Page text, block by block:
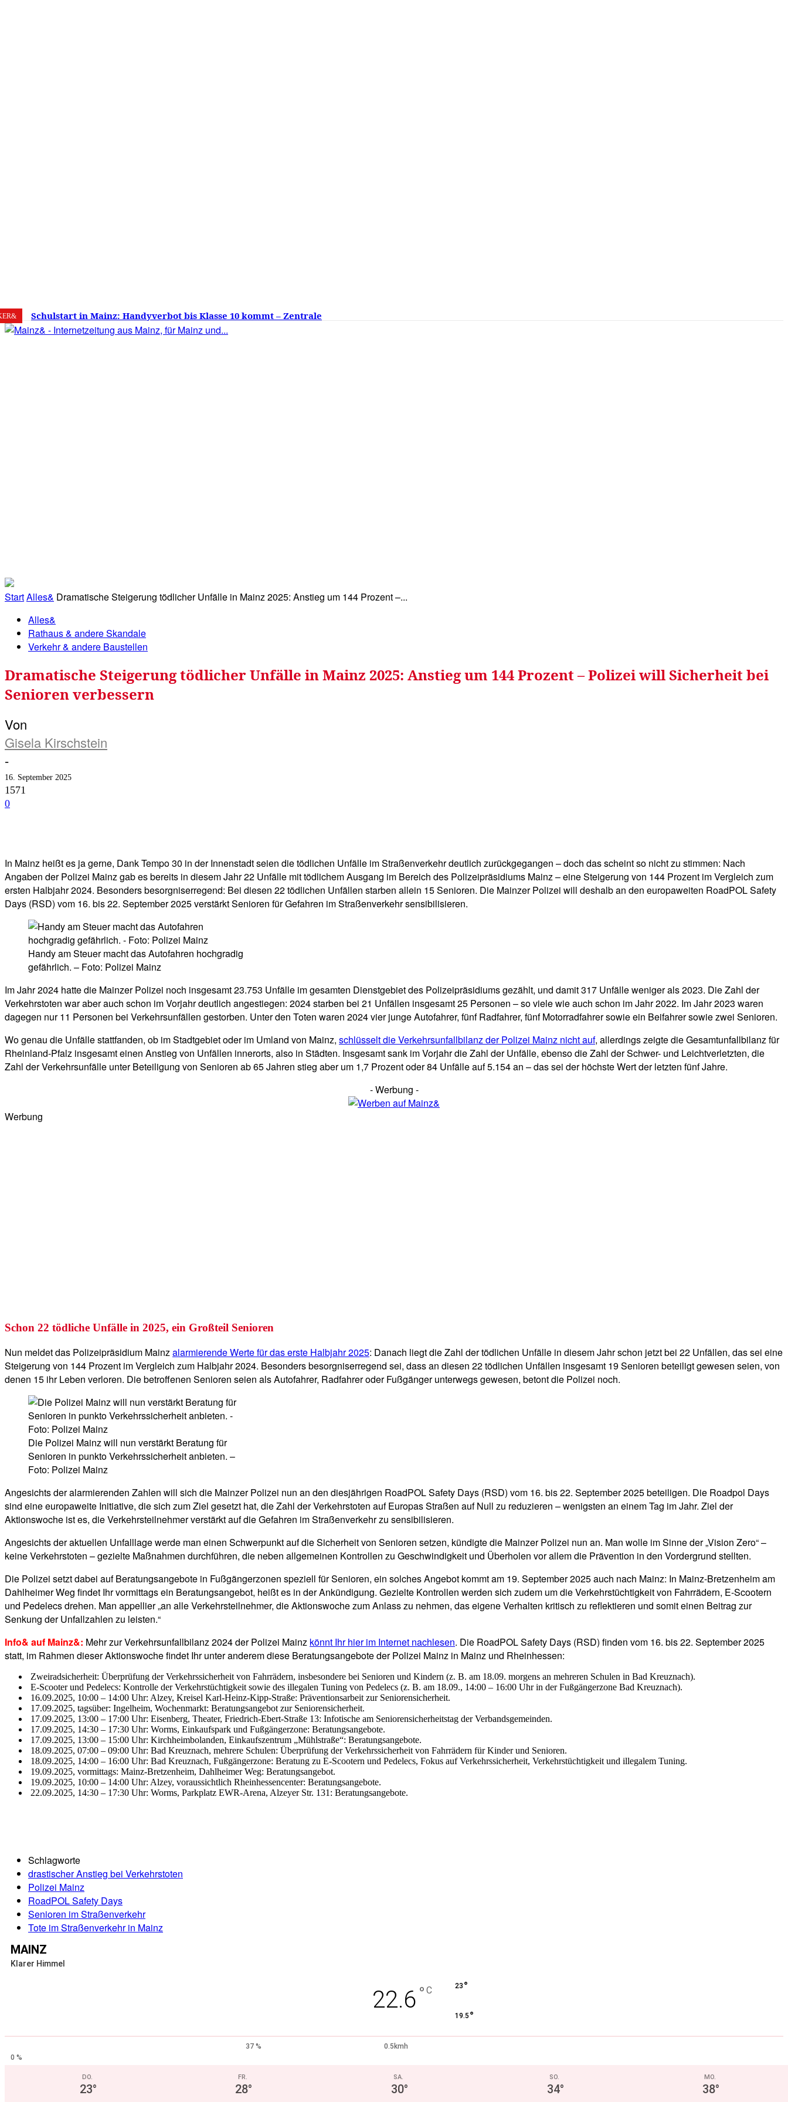
6. August 2026 22.6 Mainz
Schulstart in Mainz: Handyverbot bis Klasse 10 kommt – Zentrale
Versprechen wie Lehrmittelfreiheit und Schuleingangsklassen fehlen
StartAlles& Dramatische Steigerung tödlicher Unfälle in Mainz 2025: Anstieg um 144 Prozent –...
Alles&
Rathaus & andere Skandale
Verkehr & andere Baustellen
Dramatische Steigerung tödlicher Unfälle in Mainz 2025: Anstieg um 144 Prozent – Polizei will Sicherheit bei
Senioren verbessern
Von
Gisela Kirschstein
-
16. September 2025
1571
0
In Mainz heißt es ja gerne, Dank Tempo 30 in der Innenstadt seien die tödlichen Unfälle im Straßenverkehr deutlich zurückgegangen – doch das scheint so nicht zu stimmen: Nach
Angaben der Polizei Mainz gab es bereits in diesem Jahr 22 Unfälle mit tödlichem Ausgang im Bereich des Polizeipräsidiums Mainz – eine Steigerung von 144 Prozent im Vergleich zum
ersten Halbjahr 2024. Besonders besorgniserregend: Bei diesen 22 tödlichen Unfällen starben allein 15 Senioren. Die Mainzer Polizei will deshalb an den europaweiten RoadPOL Safety
Days (RSD) vom 16. bis 22. September 2025 verstärkt Senioren für Gefahren im Straßenverkehr sensibilisieren.
Handy am Steuer macht das Autofahren hochgradig
gefährlich. – Foto: Polizei Mainz
Im Jahr 2024 hatte die Mainzer Polizei noch insgesamt 23.753 Unfälle im gesamten Dienstgebiet des Polizeipräsidiums gezählt, und damit 317 Unfälle weniger als 2023. Die Zahl der
Verkehrstoten war aber auch schon im Vorjahr deutlich angestiegen: 2024 starben bei 21 Unfällen insgesamt 25 Personen – so viele wie auch schon im Jahr 2022. Im Jahr 2023 waren
dagegen nur 11 Personen bei Verkehrsunfällen gestorben. Unter den Toten waren 2024 vier junge Autofahrer, fünf Radfahrer, fünf Motorradfahrer sowie ein Beifahrer sowie zwei Senioren.
Wo genau die Unfälle stattfanden, ob im Stadtgebiet oder im Umland von Mainz, schlüsselt die Verkehrsunfallbilanz der Polizei Mainz nicht auf, allerdings zeigte die Gesamtunfallbilanz für
Rheinland-Pfalz insgesamt einen Anstieg von Unfällen innerorts, also in Städten. Insgesamt sank im Vorjahr die Zahl der Unfälle, ebenso die Zahl der Schwer- und Leichtverletzten, die
Zahl der Verkehrsunfälle unter Beteiligung von Senioren ab 65 Jahren stieg aber um 1,7 Prozent oder 84 Unfälle auf 5.154 an – das sei der höchste Wert der letzten fünf Jahre.
- Werbung -
Werbung
Schon 22 tödliche Unfälle in 2025, ein Großteil Senioren
Nun meldet das Polizeipräsidium Mainzalarmierende Werte für das erste Halbjahr 2025: Danach liegt die Zahl der tödlichen Unfälle in diesem Jahr schon jetzt bei 22 Unfällen, das sei eine
Steigerung von 144 Prozent im Vergleich zum Halbjahr 2024. Besonders besorgniserregend sei, dass an diesen 22 tödlichen Unfällen insgesamt 19 Senioren beteiligt gewesen seien, von
denen 15 ihr Leben verloren. Die betroffenen Senioren seien als Autofahrer, Radfahrer oder Fußgänger unterwegs gewesen, betont die Polizei noch.
Die Polizei Mainz will nun verstärkt Beratung für
Senioren in punkto Verkehrssicherheit anbieten. –
Foto: Polizei Mainz
Angesichts der alarmierenden Zahlen will sich die Mainzer Polizei nun an den diesjährigen RoadPOL Safety Days (RSD) vom 16. bis 22. September 2025 beteiligen. Die Roadpol Days
sind eine europaweite Initiative, die sich zum Ziel gesetzt hat, die Zahl der Verkehrstoten auf Europas Straßen auf Null zu reduzieren – wenigsten an einem Tag im Jahr. Ziel der
Aktionswoche ist es, die Verkehrsteilnehmer verstärkt auf die Gefahren im Straßenverkehr zu sensibilisieren.
Angesichts der aktuellen Unfalllage werde man einen Schwerpunkt auf die Sicherheit von Senioren setzen, kündigte die Mainzer Polizei nun an. Man wolle im Sinne der „Vision Zero“ –
keine Verkehrstoten – gezielte Maßnahmen durchführen, die neben allgemeinen Kontrollen zu Geschwindigkeit und Überholen vor allem die Prävention in den Vordergrund stellten.
Die Polizei setzt dabei auf Beratungsangebote in Fußgängerzonen speziell für Senioren, ein solches Angebot kommt am 19. September 2025 auch nach Mainz: In Mainz-Bretzenheim am
Dahlheimer Weg findet Ihr vormittags ein Beratungsangebot, heißt es in der Ankündigung. Gezielte Kontrollen werden sich zudem um die Verkehrstüchtigkeit von Fahrrädern, E-Scootern
und Pedelecs drehen. Man appellier „an alle Verkehrsteilnehmer, die Aktionswoche zum Anlass zu nehmen, das eigene Verhalten kritisch zu reflektieren und somit einen Beitrag zur
Senkung der Unfallzahlen zu leisten.“
Info& auf Mainz&: Mehr zur Verkehrsunfallbilanz 2024 der Polizei Mainz könnt Ihr hier im Internet nachlesen. Die RoadPOL Safety Days (RSD) finden vom 16. bis 22. September 2025
statt, im Rahmen dieser Aktionswoche findet Ihr unter anderem diese Beratungsangebote der Polizei Mainz in Mainz und Rheinhessen:
Zweiradsicherheit: Überprüfung der Verkehrssicherheit von Fahrrädern, insbesondere bei Senioren und Kindern (z. B. am 18.09. morgens an mehreren Schulen in Bad Kreuznach).
E-Scooter und Pedelecs: Kontrolle der Verkehrstüchtigkeit sowie des illegalen Tuning von Pedelecs (z. B. am 18.09., 14:00 – 16:00 Uhr in der Fußgängerzone Bad Kreuznach).
16.09.2025, 10:00 – 14:00 Uhr: Alzey, Kreisel Karl-Heinz-Kipp-Straße: Präventionsarbeit zur Seniorensicherheit.
17.09.2025, tagsüber: Ingelheim, Wochenmarkt: Beratungsangebot zur Seniorensicherheit.
17.09.2025, 13:00 – 17:00 Uhr: Eisenberg, Theater, Friedrich-Ebert-Straße 13: Infotische am Seniorensicherheitstag der Verbandsgemeinden.
17.09.2025, 14:30 – 17:30 Uhr: Worms, Einkaufspark und Fußgängerzone: Beratungsangebote.
17.09.2025, 13:00 – 15:00 Uhr: Kirchheimbolanden, Einkaufszentrum „Mühlstraße“: Beratungsangebote.
18.09.2025, 07:00 – 09:00 Uhr: Bad Kreuznach, mehrere Schulen: Überprüfung der Verkehrssicherheit von Fahrrädern für Kinder und Senioren.
18.09.2025, 14:00 – 16:00 Uhr: Bad Kreuznach, Fußgängerzone: Beratung zu E-Scootern und Pedelecs, Fokus auf Verkehrssicherheit, Verkehrstüchtigkeit und illegalem Tuning.
19.09.2025, vormittags: Mainz-Bretzenheim, Dahlheimer Weg: Beratungsangebot.
19.09.2025, 10:00 – 14:00 Uhr: Alzey, voraussichtlich Rheinhessencenter: Beratungsangebote.
22.09.2025, 14:30 – 17:30 Uhr: Worms, Parkplatz EWR-Arena, Alzeyer Str. 131: Beratungsangebote.
Schlagworte
drastischer Anstieg bei Verkehrstoten
Polizei Mainz
RoadPOL Safety Days
Senioren im Straßenverkehr
Tote im Straßenverkehr in Mainz
MAINZ
Klarer Himmel
22.6 ° C 23 °
19.5 °
37 %
0.5kmh
0 %
DO.
23°
FR.
28°
SA.
30°
SO.
34°
MO.
38°